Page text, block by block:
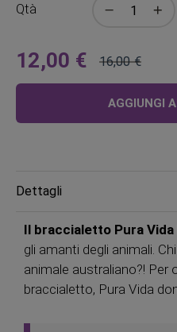
Qtà
A
partire
12,00 €
Prezzo
16,00 €
AGGIUNGI
Dettagli
Il braccialetto Pura Vida
gli amanti degli animali.
animale australiano?! Per
braccialetto, Pura Vida